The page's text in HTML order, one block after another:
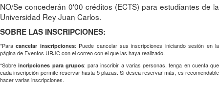
NO/Se concederán 0'00 créditos (ECTS) para estudiantes de la
Universidad Rey Juan Carlos.
SOBRE LAS INSCRIPCIONES:
*Para cancelar inscripciones: Puede cancelar sus inscripciones iniciando sesión en la
página de Eventos URJC con el correo con el que las haya realizado.
*Sobreincripciones para grupos: para inscribir a varias personas, tenga en cuenta que
cada inscripción permite reservar hasta 5 plazas. Si desea reservar más, es recomendable
hacer varias inscripciones.